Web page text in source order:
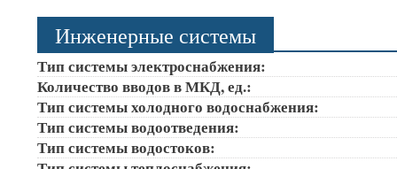
Инженерные системы
Тип системы электроснабжения:
Количество вводов в МКД, ед.:
Тип системы холодного водоснабжения:
Тип системы водоотведения:
Тип системы водостоков: